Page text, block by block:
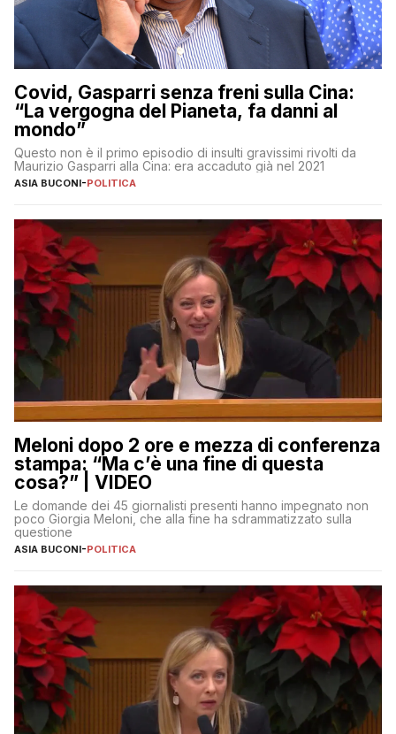
Covid, Gasparri senza freni sulla Cina:
“La vergogna del Pianeta, fa danni al
mondo”
Questo non è il primo episodio di insulti gravissimi rivolti da
Maurizio Gasparri alla Cina: era accaduto già nel 2021
ASIA BUCONI-POLITICA
Meloni dopo 2 ore e mezza di conferenza
stampa: “Ma c’è una fine di questa
cosa?” | VIDEO
Le domande dei 45 giornalisti presenti hanno impegnato non
poco Giorgia Meloni, che alla fine ha sdrammatizzato sulla
questione
ASIA BUCONI-POLITICA